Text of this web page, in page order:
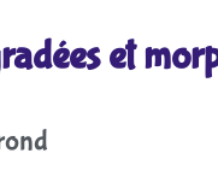
et